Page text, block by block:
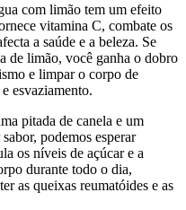
com limão tem um efeito
vitamina C, combate os
a saúde e a beleza. Se
de limão, você ganha o dobro
e limpar o corpo de
esvaziamento.
pitada de canela e um
podemos esperar
os níveis de açúcar e a
durante todo o dia,
as queixas reumatóides e as